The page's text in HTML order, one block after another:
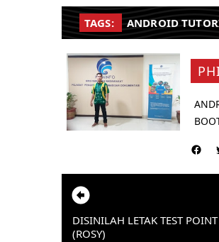
TAGS: ANDROID
DISINILAH LETAK TEST
(ROSY)